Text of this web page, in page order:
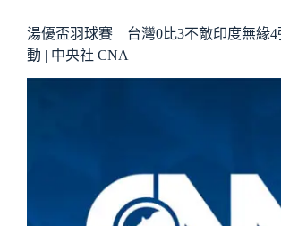
湯優盃羽球賽 台灣0比3不敵印度無緣4
動 | 中央社 CNA